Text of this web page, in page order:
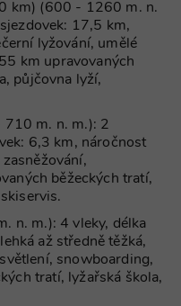
km) (600 - 1260 m. n.
17,5 km,
lyžování, umělé
km upravovaných
půjčovna lyží,
710 m. n. m.): 2
6,3 km, náročnost
zasněžování,
běžeckých tratí,
n. m.): 4 vleky, délka
až středně těžká,
snowboarding,
tratí, lyžařská škola,
aplikacemi
jazyce PHP.
Toto je
univerzální
jedná o
číslo, jeho
pro daný
ale dobrým
příkladem
udržování
stavu
Policy